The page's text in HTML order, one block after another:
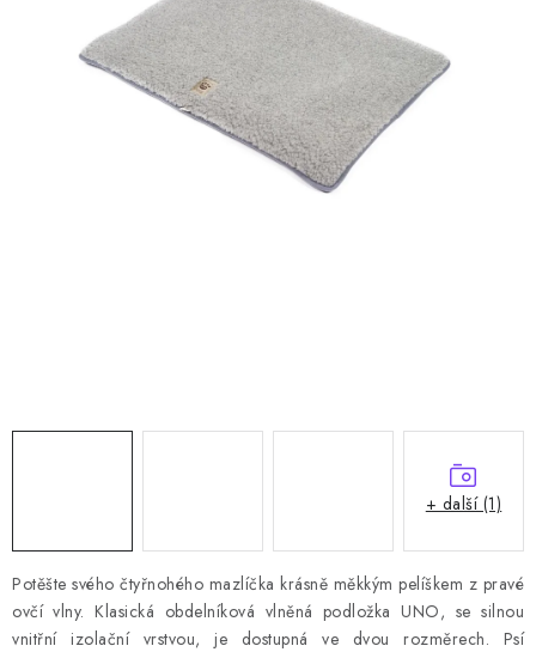
Doprava a platba Hodnocení obchodu
Kontakty
Moje objednávka
FAQ
Potěšte svého čtyřnohého mazlíčka krásně měkkým pelíškem z pravé
ovčí vlny. Klasická obdelníková vlněná podložka UNO, se silnou
vnitřní izolační vrstvou, je dostupná ve dvou rozměrech. Psí
+ další (1)